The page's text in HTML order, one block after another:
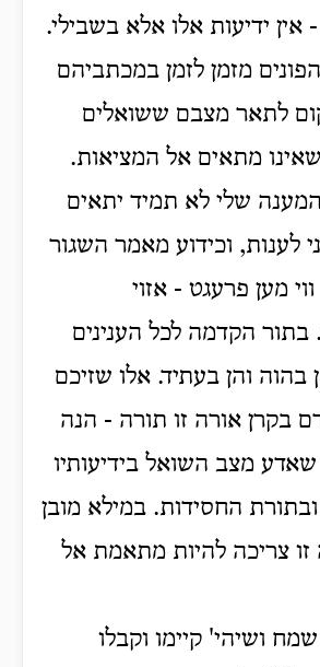
ידיעות אלו אלא בשבילי.
מזמן לזמן במכתביהם
לתאר מצבם ששואלים
שאינו מתאים אל המציאות.
שלי לא תמיד יתאים
לענות, וכידוע מאמר השגור
מען פרעגט - אזוי
הקדמה לכל הענינים
בהוה והן בעתיד. אלו שזיכם
בקרן אורה זו תורה - הנה
שאדע מצב השואל בידיעותיו
החסידות. במילא מובן
זו צריכה להיות מתאמת אל
ושיהי' קיימו וקבלו